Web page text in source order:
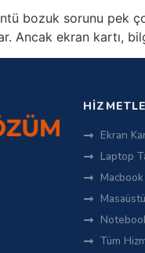
bozuk sorunu pek
Ancak ekran kartı,
Ekran
Laptop
Tüm